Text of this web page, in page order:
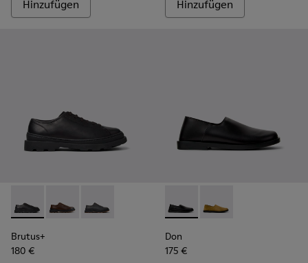
Hinzufügen Hinzufügen
Brutus+ - K101066-001 - Schwarze Lederschuhe für Herren.
Brutus+ - K101066-004
Brutus+ - K101066-002
Brutus+
180 €
Don - K101089-001 -
Don - K101089-002
Don
175 €